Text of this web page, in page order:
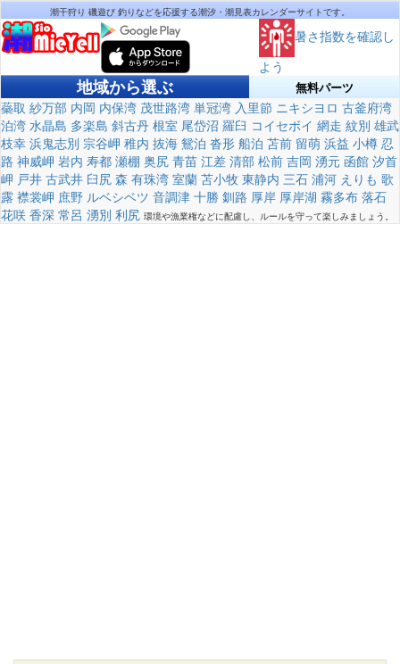
潮干狩り 磯遊び 釣りなどを応援する潮汐・潮見表カレンダーサイトです。
暑さ指数を確認し
よう
地域から選ぶ 無料パーツ
蘂取 紗万部 内岡 内保湾 茂世路湾 単冠湾 入里節 ニキシヨロ 古釜府湾
泊湾 水晶島 多楽島 斜古丹 根室 尾岱沼 羅臼 コイセボイ 網走 紋別 雄武
枝幸 浜鬼志別 宗谷岬 稚内 抜海 鴛泊 沓形 船泊 苫前 留萌 浜益 小樽 忍
路 神威岬 岩内 寿都 瀬棚 奥尻 青苗 江差 清部 松前 吉岡 湧元 函館 汐首
岬 戸井 古武井 臼尻 森 有珠湾 室蘭 苫小牧 東静内 三石 浦河 えりも 歌
露 襟裳岬 庶野 ルベシベツ 音調津 十勝 釧路 厚岸 厚岸湖 霧多布 落石
花咲 香深 常呂 湧別 利尻 環境や漁業権などに配慮し、ルールを守って楽しみましょう。